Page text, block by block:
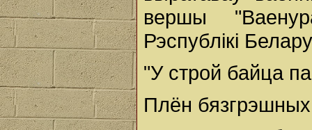
вершы
Рэспублікі
"У строй байца
Плён